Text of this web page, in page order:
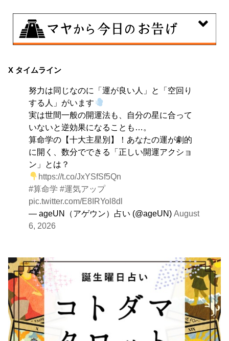
興味のある分野で、熟練を志す日。なんとなくではな
す。
X タイムライン
努力は同じなのに「運が良い人」と「空回り
する人」がいます
実は世間一般の開運法も、自分の星に合って
いないと逆効果になることも…。
算命学の【十大主星別】！あなたの運が劇的
に開く、数分でできる「正しい開運アクショ
ン」とは？
https://t.co/JxYSfSf5Qn
#算命学 #運気アップ
pic.twitter.com/E8IRYol8dl
— ageUN（アゲウン）占い (@ageUN)August
6, 2026